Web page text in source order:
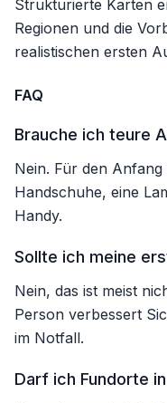
Strukturierte Karten
Regionen und die
realistischen ersten
FAQ
Brauche ich teure
Nein. Für den
Handschuhe, eine
Handy.
Sollte ich meine
Nein, das ist meist
Person verbessert
im Notfall.
Darf ich Fundorte